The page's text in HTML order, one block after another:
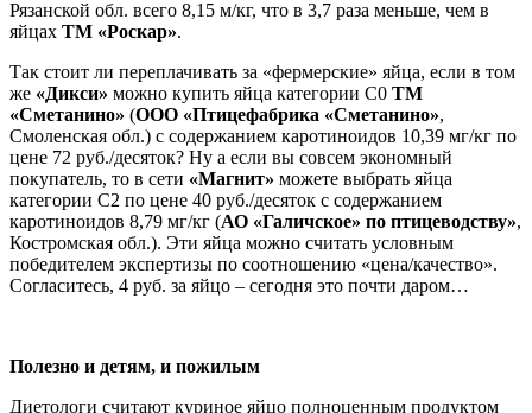
Рязанской обл. всего 8,15 м/кг, что в 3,7 раза меньше, чем в
яйцах ТМ «Роскар».
Так стоит ли переплачивать за «фермерские» яйца, если в том
же «Дикси» можно купить яйца категории С0 ТМ
«Сметанино» (ООО «Птицефабрика «Сметанино»,
Смоленская обл.) с содержанием каротиноидов 10,39 мг/кг по
цене 72 руб./десяток? Ну а если вы совсем экономный
покупатель, то в сети «Магнит» можете выбрать яйца
категории С2 по цене 40 руб./десяток с содержанием
каротиноидов 8,79 мг/кг (АО «Галичское» по птицеводству»,
Костромская обл.). Эти яйца можно считать условным
победителем экспертизы по соотношению «цена/качество».
Согласитесь, 4 руб. за яйцо – сегодня это почти даром…
Полезно и детям, и пожилым
Диетологи считают куриное яйцо полноценным продуктом